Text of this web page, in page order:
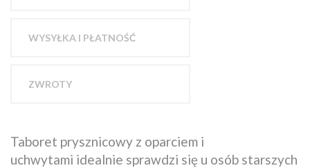
WYSYŁKA I PŁATNOŚĆ
ZWROTY
Taboret prysznicowy z oparciem i
uchwytami idealnie sprawdzi się u osób starszych